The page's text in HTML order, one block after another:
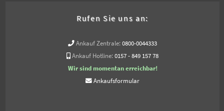
Rufen Sie uns an:
Ankauf Zentrale: 0800-0044333
Ankauf Hotline: 0157 - 849 157 78
Wir sind momentan erreichbar!
Ankaufsformular